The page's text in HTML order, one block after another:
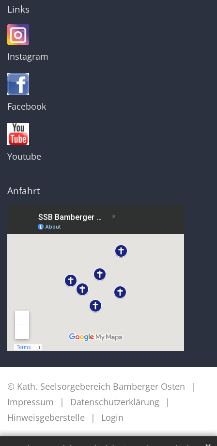
Links
Instagram
Facebook
Youtube
Anfahrt
© Kath. Seelsorgebereich Bamberger Osten
Impressum
Datenschutzerklärung
Hinweisgeberstelle
Login